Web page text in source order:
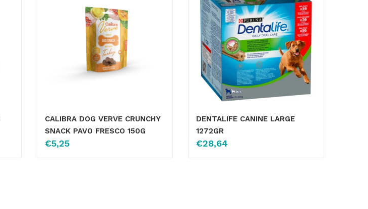
CALIBRA DOG VERVE CRUNCHY
SNACK PAVO FRESCO 150G
€5,25
DENTALIFE CANINE LARGE
1272GR
€28,64